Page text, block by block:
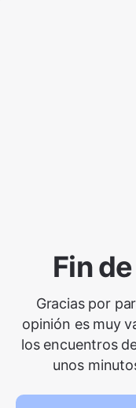
Fin
Gracias por
opinión es muy
los encuentros
unos